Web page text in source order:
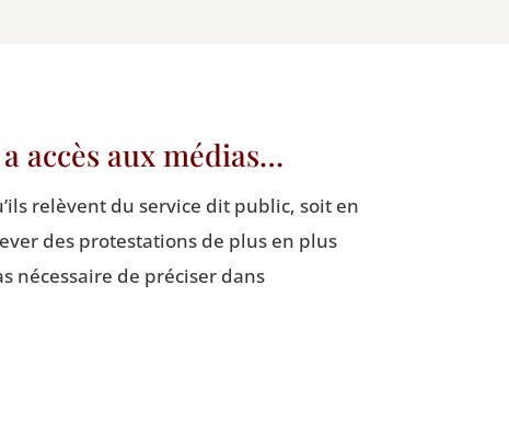
accès aux médias…
relèvent du ser­vice dit public, soit en
des pro­tes­ta­tions de plus en plus
néces­saire de pré­ci­ser dans